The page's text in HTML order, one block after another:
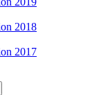
2018
2017